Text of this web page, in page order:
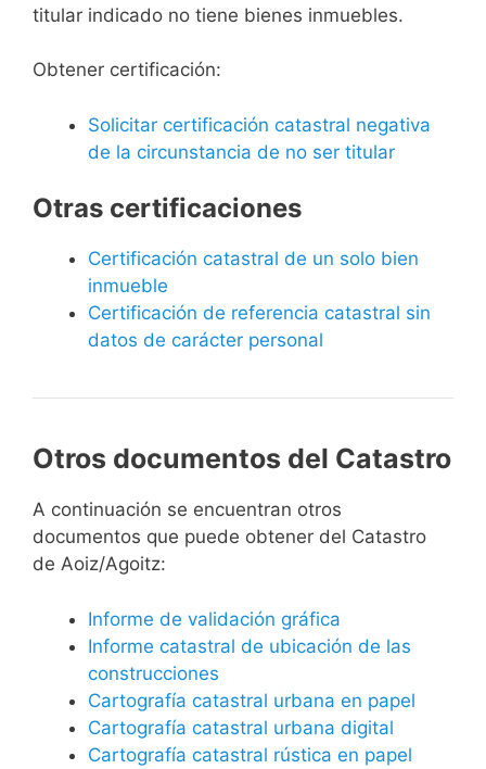
titular indicado no tiene bienes inmuebles.
Obtener certificación:
Solicitar certificación catastral negativa
de la circunstancia de no ser titular
Otras certificaciones
Certificación catastral de un solo bien
inmueble
Certificación de referencia catastral sin
datos de carácter personal
Otros documentos del Catastro
A continuación se encuentran otros
documentos que puede obtener del Catastro
de Aoiz/Agoitz:
Informe de validación gráfica
Informe catastral de ubicación de las
construcciones
Cartografía catastral urbana en papel
Cartografía catastral urbana digital
Cartografía catastral rústica en papel